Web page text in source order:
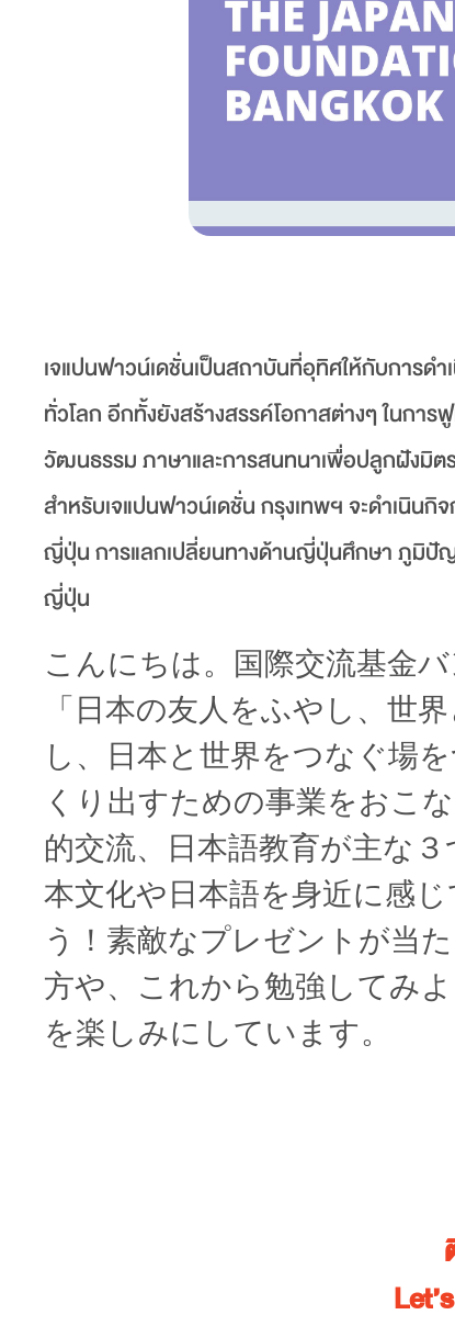
เจแปนฟาวน์เดชั่นเป็นสถาบันที่อุทิศให้กับการด
ทั่วโลก อีกทั้งยังสร้างสรรค์โอกาสต่างๆ ในกา
วัฒนธรรม ภาษาและการสนทนาเพื่อปลูกฝังมิต
สำหรับเจแปนฟาวน์เดชั่น กรุงเทพฯ จะดำเนิน
ญี่ปุ่น การแลกเปลี่ยนทางด้านญี่ปุ่นศึกษา ภูมิปัญ
ญี่ปุ่น
こんにちは。国際交流基金
「日本の友人をふやし、世
し、日本と世界をつなぐ場
くり出すための事業をおこ
的交流、日本語教育が主な
本文化や日本語を身近に感
う！素敵なプレゼントが当
方や、これから勉強してみ
を楽しみにしています。